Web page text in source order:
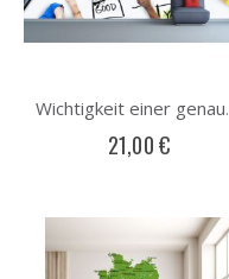
21,00 €